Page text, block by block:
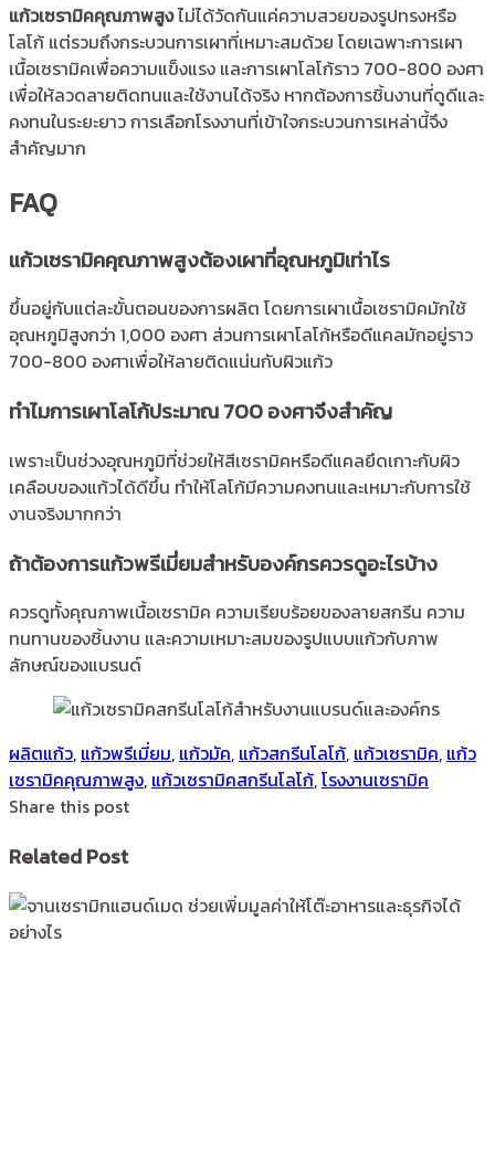
แก้วเซรามิคคุณภาพสูงไม่ได้วัดกันแค่ความสวยของรูปทรงหรือ
โลโก้ แต่รวมถึงกระบวนการเผาที่เหมาะสมด้วย โดยเฉพาะการเผา
เนื้อเซรามิคเพื่อความแข็งแรง และการเผาโลโก้ราว 700-800 องศา
เพื่อให้ลวดลายติดทนและใช้งานได้จริง หากต้องการชิ้นงานที่ดูดีและ
คงทนในระยะยาว การเลือกโรงงานที่เข้าใจกระบวนการเหล่านี้จึง
สำคัญมาก
FAQ
แก้วเซรามิคคุณภาพสูงต้องเผาที่อุณหภูมิเท่าไร
ขึ้นอยู่กับแต่ละขั้นตอนของการผลิต โดยการเผาเนื้อเซรามิคมักใช้
อุณหภูมิสูงกว่า 1,000 องศา ส่วนการเผาโลโก้หรือดีแคลมักอยู่ราว
700-800 องศาเพื่อให้ลายติดแน่นกับผิวแก้ว
ทำไมการเผาโลโก้ประมาณ 700 องศาจึงสำคัญ
เพราะเป็นช่วงอุณหภูมิที่ช่วยให้สีเซรามิคหรือดีแคลยึดเกาะกับผิว
เคลือบของแก้วได้ดีขึ้น ทำให้โลโก้มีความคงทนและเหมาะกับการใช้
งานจริงมากกว่า
ถ้าต้องการแก้วพรีเมี่ยมสำหรับองค์กรควรดูอะไรบ้าง
ควรดูทั้งคุณภาพเนื้อเซรามิค ความเรียบร้อยของลายสกรีน ความ
ทนทานของชิ้นงาน และความเหมาะสมของรูปแบบแก้วกับภาพ
ลักษณ์ของแบรนด์
ผลิตแก้ว, แก้วพรีเมี่ยม, แก้วมัค, แก้วสกรีนโลโก้, แก้วเซรามิค, แก้ว
เซรามิคคุณภาพสูง, แก้วเซรามิคสกรีนโลโก้,โรงงานเซรามิค
Share this post
Related Post